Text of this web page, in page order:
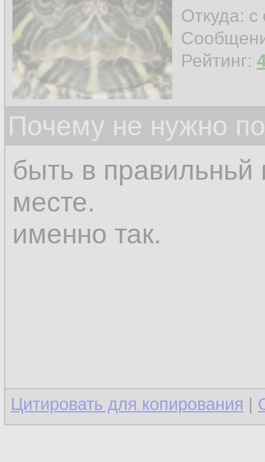
Откуда:
Рейтинг:
Почему не нужно
быть в
месте.
именно так.
Цитировать для копирования |